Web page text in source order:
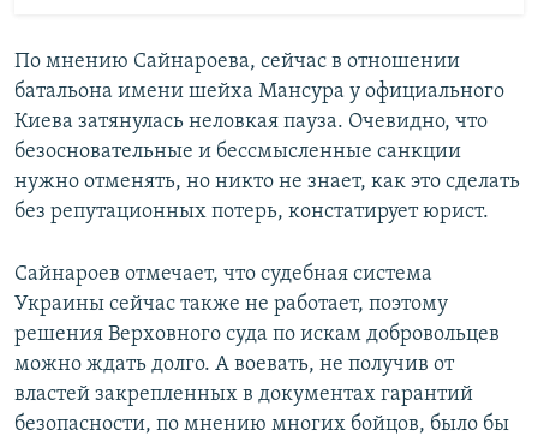
По мнению Сайнароева, сейчас в отношении
батальона имени шейха Мансура у официального
Киева затянулась неловкая пауза. Очевидно, что
безосновательные и бессмысленные санкции
нужно отменять, но никто не знает, как это сделать
без репутационных потерь, констатирует юрист.
Сайнароев отмечает, что судебная система
Украины сейчас также не работает, поэтому
решения Верховного суда по искам добровольцев
можно ждать долго. А воевать, не получив от
властей закрепленных в документах гарантий
безопасности, по мнению многих бойцов, было бы